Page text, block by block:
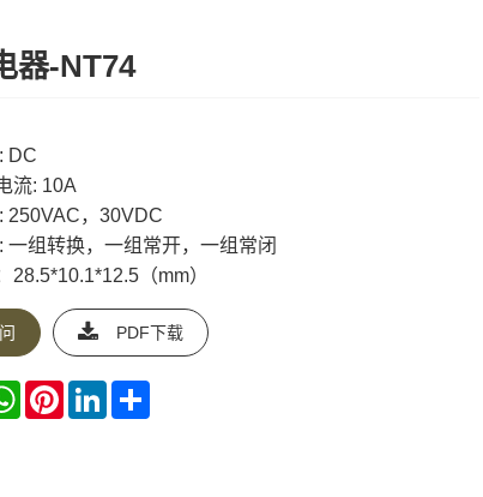
器-NT74
DC
流: 10A
，30VDC
组转换，一组常开，一组常闭
（mm）
PDF下载
WhatsApp
PinterestLinkedInShare